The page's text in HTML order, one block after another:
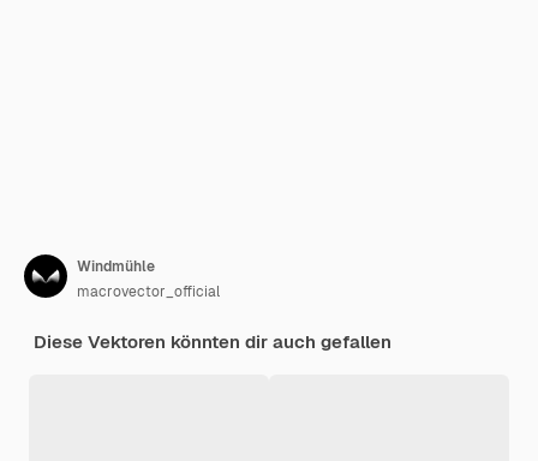
Windmühle
macrovector_official
Diese Vektoren könnten dir auch gefallen